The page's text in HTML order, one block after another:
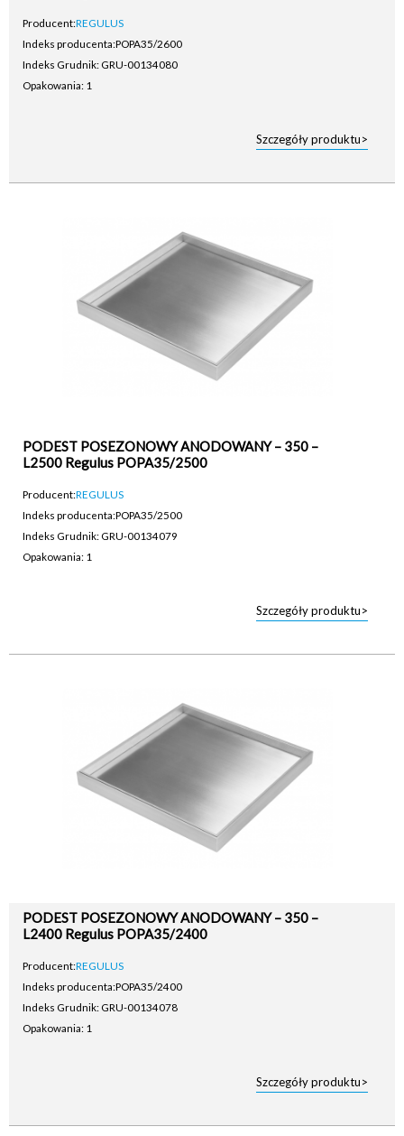
Producent:REGULUS
Indeks producenta:POPA35/2600
Indeks Grudnik: GRU-00134080
Opakowania: 1
Szczegóły produktu>
PODEST POSEZONOWY ANODOWANY – 350 –
L2500 Regulus POPA35/2500
Producent:REGULUS
Indeks producenta:POPA35/2500
Indeks Grudnik: GRU-00134079
Opakowania: 1
Szczegóły produktu>
PODEST POSEZONOWY ANODOWANY – 350 –
L2400 Regulus POPA35/2400
Producent:REGULUS
Indeks producenta:POPA35/2400
Indeks Grudnik: GRU-00134078
Opakowania: 1
Szczegóły produktu>